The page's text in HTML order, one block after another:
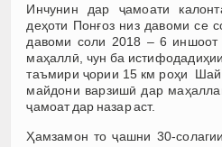
Инчунин дар ҷамоати
деҳоти Понғоз низ давоми се
давоми соли 2018 – 6 иншоот
маҳаллӣ, чун ба
таъмири ҷории 15 км роҳи
майдони варзишӣ дар
ҷамоат дар назар аст.
Ҳамзамон то ҷашни 30-